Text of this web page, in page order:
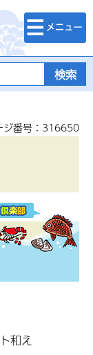
検索・メニュ
ー
ジ番号：316650